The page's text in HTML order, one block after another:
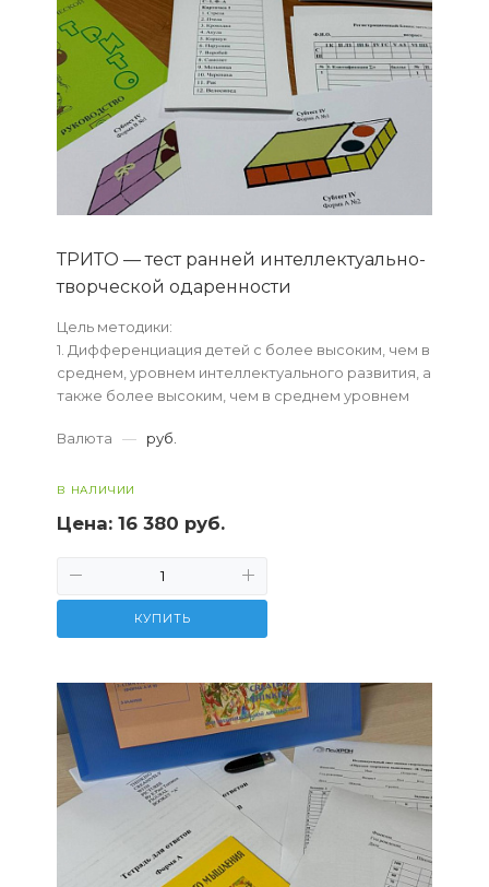
ТРИТО — тест ранней интеллектуально-
творческой одаренности
Цель методики:
1. Дифференциация детей с более высоким, чем в
среднем, уровнем интеллектуального развития, а
также более высоким, чем в среднем уровнем
программы интенсивного развивающего...
Валюта — руб.
В НАЛИЧИИ
Цена: 16 380 руб.
КУПИТЬ